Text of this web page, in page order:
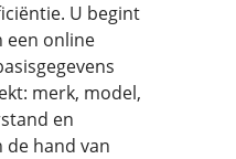
U begint
een online
merk, model,
en
de hand van